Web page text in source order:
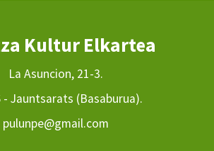
Kultur Elkartea
La Asuncion, 21-3.
- Jauntsarats (Basaburua).
pulunpe@gmail.com